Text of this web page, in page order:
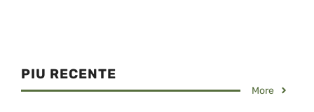
PIU RECENTE
More